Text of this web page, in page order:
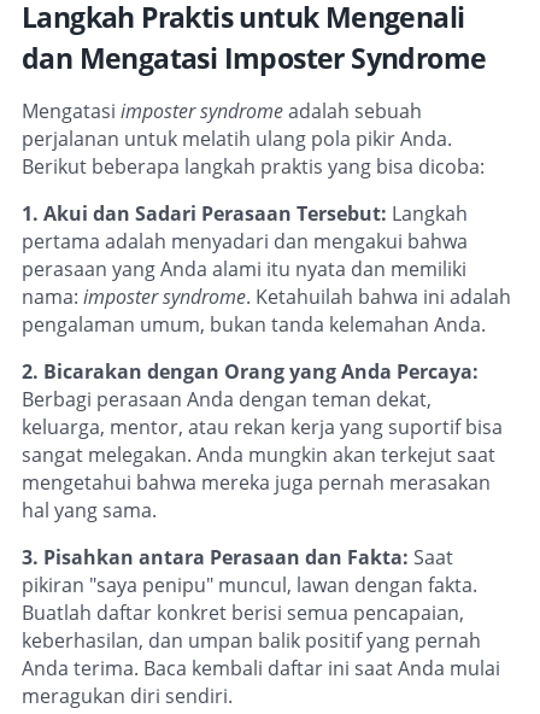
Langkah Praktis untuk Mengenali
dan Mengatasi Imposter Syndrome
Mengatasi imposter syndromeadalah sebuah
perjalanan untuk melatih ulang pola pikir Anda.
Berikut beberapa langkah praktis yang bisa dicoba:
1. Akui dan Sadari Perasaan Tersebut: Langkah
pertama adalah menyadari dan mengakui bahwa
perasaan yang Anda alami itu nyata dan memiliki
nama: imposter syndrome. Ketahuilah bahwa ini adalah
pengalaman umum, bukan tanda kelemahan Anda.
2. Bicarakan dengan Orang yang Anda Percaya:
Berbagi perasaan Anda dengan teman dekat,
keluarga, mentor, atau rekan kerja yang suportif bisa
sangat melegakan. Anda mungkin akan terkejut saat
mengetahui bahwa mereka juga pernah merasakan
hal yang sama.
3. Pisahkan antara Perasaan dan Fakta: Saat
pikiran "saya penipu" muncul, lawan dengan fakta.
Buatlah daftar konkret berisi semua pencapaian,
keberhasilan, dan umpan balik positif yang pernah
Anda terima. Baca kembali daftar ini saat Anda mulai
meragukan diri sendiri.